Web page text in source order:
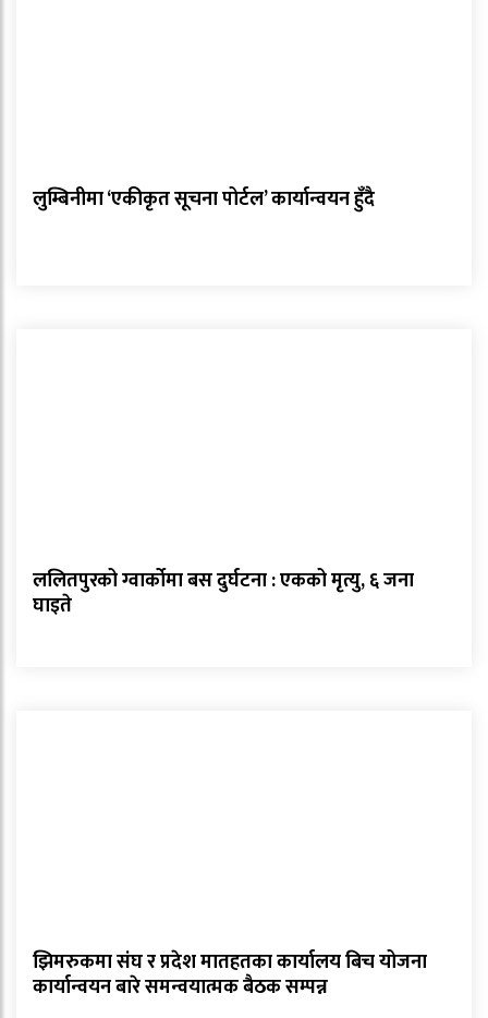
लुम्बिनीमा ‘एकीकृत सूचना पोर्टल’ कार्यान्वयन हुँदै
ललितपुरको ग्वार्कोमा बस दुर्घटना : एकको मृत्यु, ६ जना
घाइते
झिमरुकमा संघ र प्रदेश मातहतका कार्यालय बिच योजना
कार्यान्वयन बारे समन्वयात्मक बैठक सम्पन्न